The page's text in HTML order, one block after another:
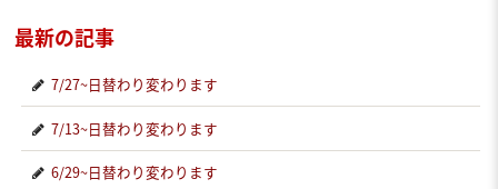
最新の記事
7/27~日替わり変わります
7/13~日替わり変わります
6/29~日替わり変わります